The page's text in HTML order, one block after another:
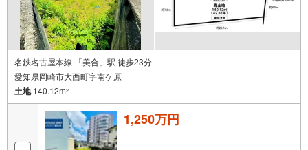
名鉄名古屋本線 「美合」駅 徒歩23分
愛知県岡崎市大西町字南ケ原
土地140.12m2
1,250万円